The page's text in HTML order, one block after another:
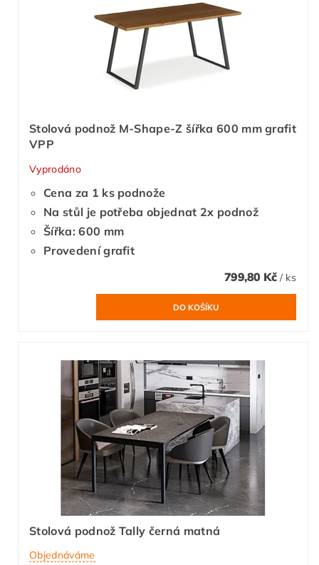
Stolová podnož M-Shape-Z šířka 600 mm grafit
VPP
Vyprodáno
Cena za 1 ks podnože
Na stůl je potřeba objednat 2x podnož
Šířka: 600 mm
Provedení grafit
799,80 Kč / ks
Stolová podnož Tally černá matná
Objednáváme